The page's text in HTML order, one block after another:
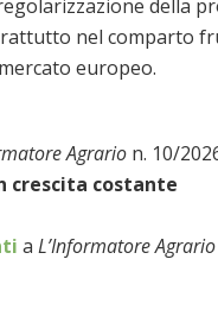
della
nel comparto
europeo.
Agrario n. 10/
crescita costante
a L’Informatore Agrario